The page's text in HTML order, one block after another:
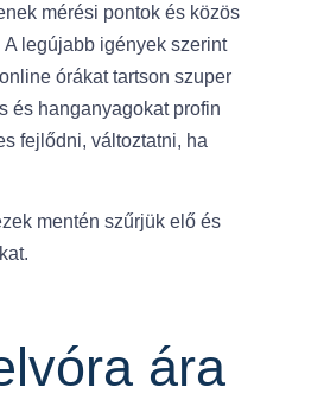
mérési pontok és közös
legújabb igények szerint
órákat tartson szuper
és hanganyagokat profin
fejlődni, változtatni, ha
mentén szűrjük elő és
ára